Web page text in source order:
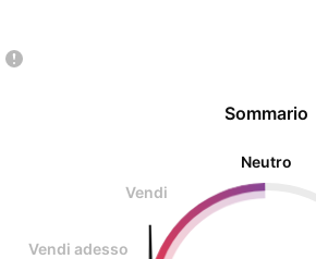
Sommario
Neutro
Vendi
Vendi adesso